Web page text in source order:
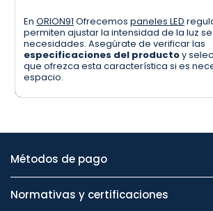
EnORION91 Ofrecemospaneles LED
permiten ajustar la intensidad de la luz
necesidades. Asegúrate de verificar las
especificaciones del productoy
que ofrezca esta característica si es
espacio.
Métodos de pago
Normativas y certificaciones